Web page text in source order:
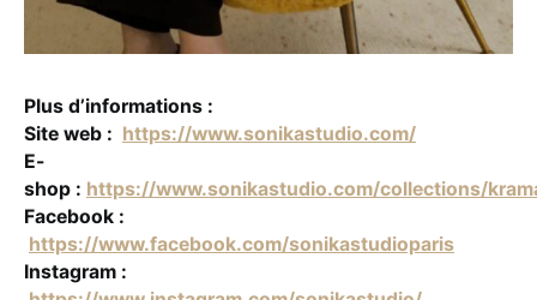
Plus d’informations :
Site web : https://www.sonikastudio.com/
E-
shop : https://www.sonikastudio.com/collections/
Facebook :
https://www.facebook.com/sonikastudioparis
Instagram :